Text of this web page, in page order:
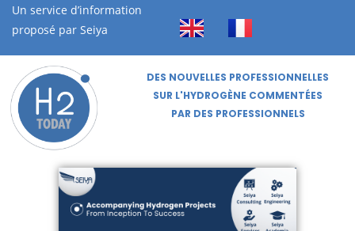
Un service d’information
proposé par Seiya
DES NOUVELLES PROFESSIONNELLES
SUR L'HYDROGÈNE COMMENTÉES
PAR DES PROFESSIONNELS